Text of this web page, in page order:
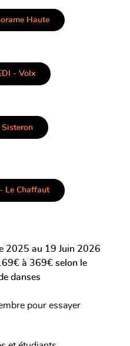
Haute
- Volx
Sisteron
Le Chaffaut
2025 au 19 Juin 2026
à 369€ selon le
danses
pour essayer